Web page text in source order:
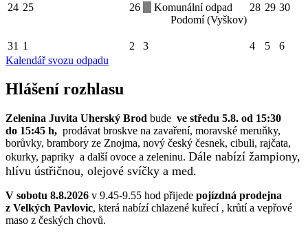
24 25 26
Komunální odpad
Podomí (Vyškov)
28 29 30
31 1 2 3 4 5
6
Kalendář svozu odpadu
Hlášení rozhlasu
Zelenina Juvita Uherský Brod bude ve středu 5.8. od 15:30
do 15:45 h, prodávat broskve na zavaření, moravské meruňky,
borůvky, brambory ze Znojma, nový český česnek, cibuli, rajčata,
okurky, papriky a další ovoce a zeleninu. Dále nabízí žampiony,
hlívu ústřičnou, olejové svíčky a med.
V sobotu 8.8.2026 v 9.45-9.55 hod přijede pojízdná prodejna
z Velkých Pavlovic, která nabízí chlazené kuřecí , krůtí a vepřové
maso z českých chovů.